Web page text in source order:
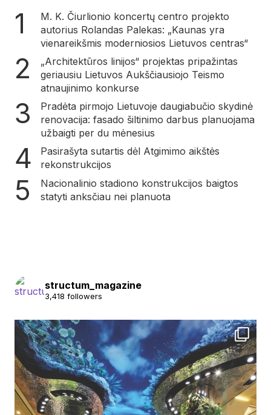
M. K. Čiurlionio koncertų centro projekto
autorius Rolandas Palekas: „Kaunas yra
vienareikšmis moderniosios Lietuvos centras“
„Architektūros linijos“ projektas pripažintas
geriausiu Lietuvos Aukščiausiojo Teismo
atnaujinimo konkurse
Pradėta pirmojo Lietuvoje daugiabučio skydinė
renovacija: fasado šiltinimo darbus planuojama
užbaigti per du mėnesius
Pasirašyta sutartis dėl Atgimimo aikštės
rekonstrukcijos
Nacionalinio stadiono konstrukcijos baigtos
statyti anksčiau nei planuota
structum_magazine
3,418 followers